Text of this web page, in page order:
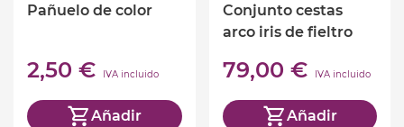
Pañuelo de color
2,50 € IVA incluido
Añadir
Conjunto cestas
arco iris de fieltro
79,00 € IVA incluido
Añadir